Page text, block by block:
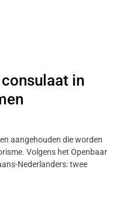
in
aangehouden die worden
Volgens het Openbaar
Nederlanders: twee